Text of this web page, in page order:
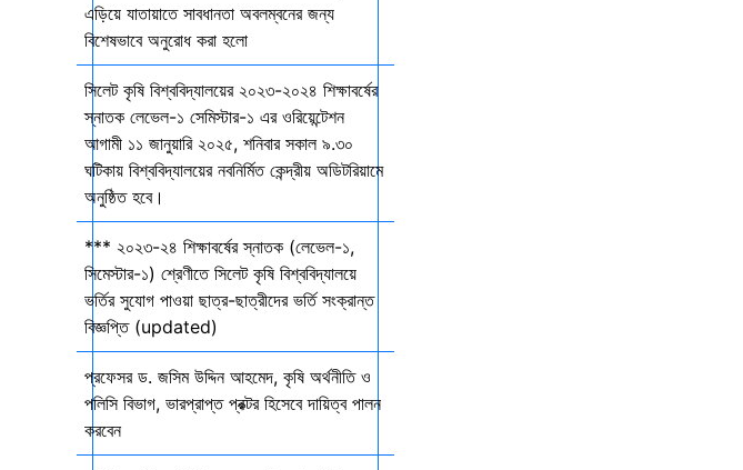
এড়িয়ে যাতায়াতে সাবধানতা অবলম্বনের জন্য
বিশেষভাবে অনুরোধ করা হলো
সিলেট কৃষি বিশ্ববিদ্যালয়ের ২০২৩-২০২৪ শিক্ষাবর্ষের
স্নাতক লেভেল-১ সেমিস্টার-১ এর ওরিয়েন্টেশন
আগামী ১১ জানুয়ারি ২০২৫, শনিবার সকাল ৯.৩০
ঘটিকায় বিশ্ববিদ্যালয়ের নবনির্মিত কেন্দ্রীয় অডিটরিয়ামে
অনুষ্ঠিত হবে।
*** ২০২৩-২৪ শিক্ষাবর্ষের স্নাতক (লেভেল-১,
সিমেস্টার-১) শ্রেণীতে সিলেট কৃষি বিশ্ববিদ্যালয়ে
ভর্তির সুযোগ পাওয়া ছাত্র-ছাত্রীদের ভর্তি সংক্রান্ত
বিজ্ঞপ্তি (updated)
প্রফেসর ড. জসিম উদ্দিন আহমেদ, কৃষি অর্থনীতি ও
পলিসি বিভাগ, ভারপ্রাপ্ত প্রক্টর হিসেবে দায়িত্ব পালন
করবেন